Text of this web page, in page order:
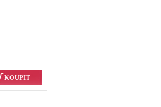
KOUPIT